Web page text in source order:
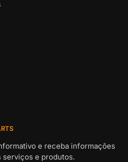
e receba informações
serviços e produtos.